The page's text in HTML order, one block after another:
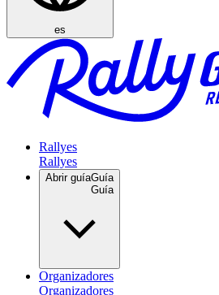
es
Rallyes
Abrir guíaGuía
Organizadores